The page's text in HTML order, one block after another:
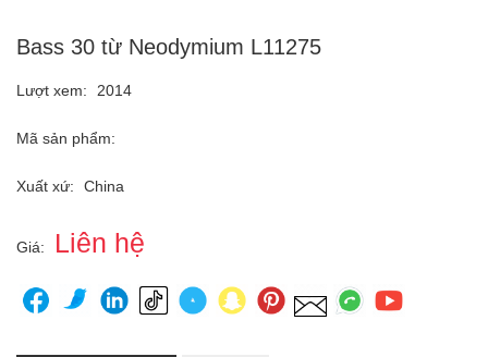
Bass 30 từ Neodymium L11275
Lượt xem: 2014
Mã sản phẩm:
Xuất xứ: China
Giá: Liên hệ